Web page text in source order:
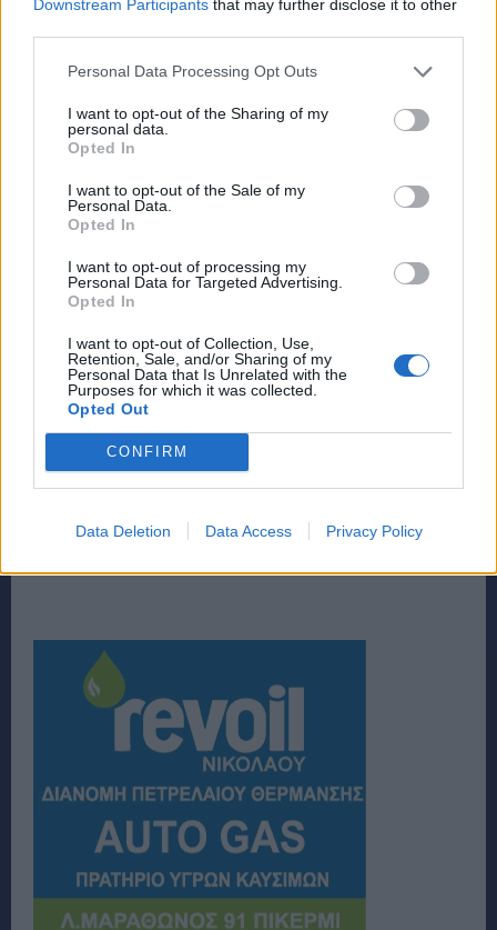
Downstream Participants that may further disclose it to other
Personal Data Processing Opt Outs
I want to opt-out of the Sharing of my
personal data.
Opted In
I want to opt-out of the Sale of my
Personal Data.
Opted In
I want to opt-out of processing my
Personal Data for Targeted Advertising.
Opted In
I want to opt-out of Collection, Use,
Retention, Sale, and/or Sharing of my
Personal Data that Is Unrelated with the
Purposes for which it was collected.
Opted Out
CONFIRM
Data Deletion Data Access Privacy Policy